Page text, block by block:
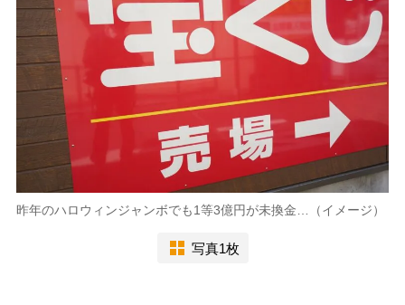
昨年のハロウィンジャンボでも1等3億円が未換金…（イメージ）
写真1枚